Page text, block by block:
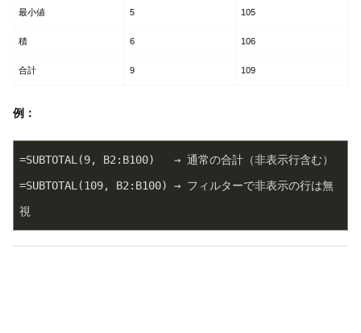
最小値 5 105
積 6 106
合計 9 109
例：
=SUBTOTAL(9, B2:B100)   → 通常の合計（非表示行含む）
=SUBTOTAL(109, B2:B100) → フィルターで非表示の行は無
視